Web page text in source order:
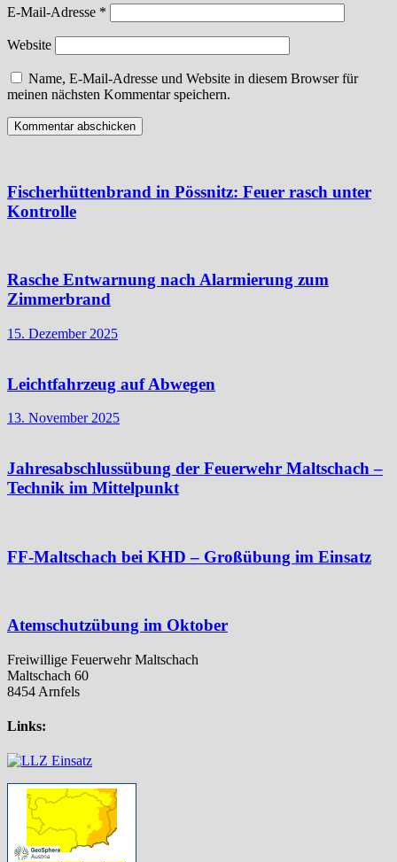
E-Mail-Adresse *
Website
Name, E-Mail-Adresse und Website in diesem Browser für
meinen nächsten Kommentar speichern.
Fischerhüttenbrand in Pössnitz: Feuer rasch unter
Kontrolle
Rasche Entwarnung nach Alarmierung zum
Zimmerbrand
15. Dezember 2025
Leichtfahrzeug auf Abwegen
13. November 2025
Jahresabschlussübung der Feuerwehr Maltschach –
Technik im Mittelpunkt
FF-Maltschach bei KHD – Großübung im Einsatz
Atemschutzübung im Oktober
Freiwillige Feuerwehr Maltschach
Maltschach 60
8454 Arnfels
Links: